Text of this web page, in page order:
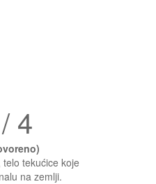
4
tekućice koje
na zemlji.